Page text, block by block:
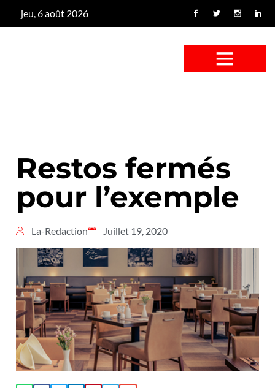
jeu, 6 août 2026
Restos fermés
pour l’exemple
La-Redaction Juillet 19, 2020